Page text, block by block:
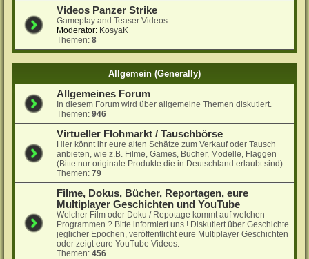
Videos Panzer Strike
Gameplay and Teaser Videos
Moderator: KosyaK
Themen:8
Allgemein (Generally)
Allgemeines Forum
In diesem Forum wird über allgemeine Themen diskutiert.
Themen:946
Virtueller Flohmarkt / Tauschbörse
Hier könnt ihr eure alten Schätze zum Verkauf oder Tausch
anbieten, wie z.B. Filme, Games, Bücher, Modelle, Flaggen
(Bitte nur originale Produkte die in Deutschland erlaubt sind).
Themen:79
Filme, Dokus, Bücher, Reportagen, eure
Multiplayer Geschichten und YouTube
Welcher Film oder Doku / Repotage kommt auf welchen
Programmen ? Bitte informiert uns ! Diskutiert über Geschichte
jeglicher Epochen, veröffentlicht eure Multiplayer Geschichten
oder zeigt eure YouTube Videos.
Themen:456